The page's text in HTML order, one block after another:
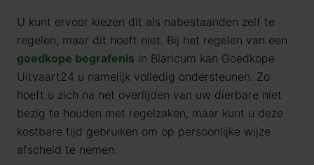
U kunt ervoor kiezen dit als nabestaanden zelf te
regelen, maar dit hoeft niet. Bij het regelen van een
goedkope begrafenis in Blaricum kan Goedkope
Uitvaart24 u namelijk volledig ondersteunen. Zo
hoeft u zich na het overlijden van uw dierbare niet
bezig te houden met regelzaken, maar kunt u deze
kostbare tijd gebruiken om op persoonlijke wijze
afscheid te nemen.